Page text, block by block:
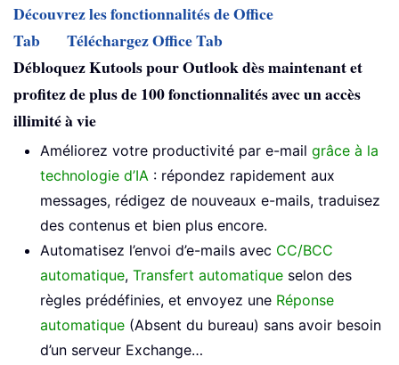
Découvrez les fonctionnalités de Office
Tab
Téléchargez Office Tab
Débloquez Kutools pour Outlook dès maintenant et
profitez de plus de 100 fonctionnalités avec un accès
illimité à vie
Améliorez votre productivité par e-mail grâce à la
technologie d’IA : répondez rapidement aux
messages, rédigez de nouveaux e-mails, traduisez
des contenus et bien plus encore.
Automatisez l’envoi d’e-mails avec CC/BCC
automatique, Transfert automatique selon des
règles prédéfinies, et envoyez une Réponse
automatique (Absent du bureau) sans avoir besoin
d’un serveur Exchange…